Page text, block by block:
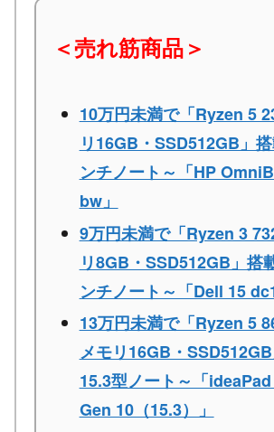
＜売れ筋商品＞
10万円未満で「Ryzen 5
リ16GB・SSD512GB」
ンチノート～「HP
bw」
9万円未満で「Ryzen 3
リ8GB・SSD512GB」搭
ンチノート～「Dell 15
13万円未満で「Ryzen 5
メモリ16GB・
15.3型ノート～「
Gen 10（15.3）」